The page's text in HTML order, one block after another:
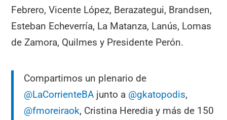
Febrero, Vicente López, Berazategui, Brandsen,
Esteban Echeverría, La Matanza, Lanús, Lomas
de Zamora, Quilmes y Presidente Perón.
Compartimos un plenario de
@LaCorrienteBA junto a @gkatopodis,
@fmoreiraok, Cristina Heredia y más de 150